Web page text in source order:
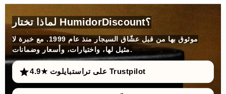
لماذا تختار HumidorDiscount؟
موثوق بها من قبل عشّاق السيجار منذ عام 1999. مع خبرة لا
مثيل لها، واختيارات، وأسعار وضمانات.
4.9★ على تراستبايلوت Trustpilot